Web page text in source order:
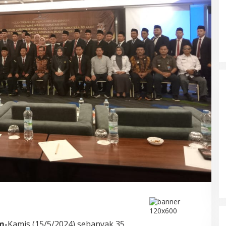
DPRD Musi Rawas Utara Gelar
Paripurna LKPJ Tahun 2025
Di Muratara, Politik | 21/04/2026